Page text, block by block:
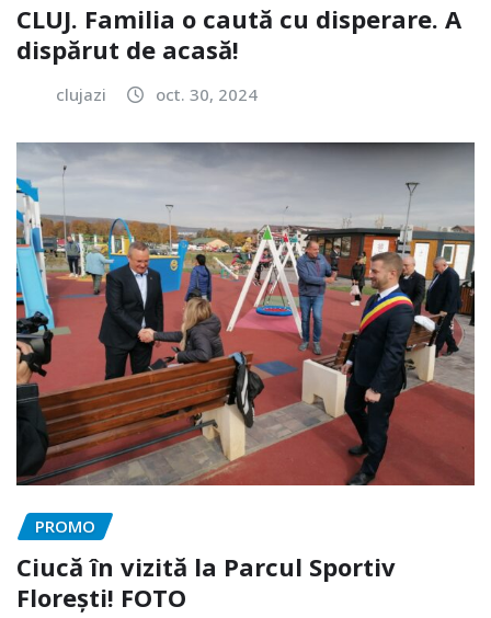
CLUJ. Familia o caută cu disperare. A
dispărut de acasă!
clujazi oct. 30, 2024
PROMO
Ciucă în vizită la Parcul Sportiv
Florești! FOTO